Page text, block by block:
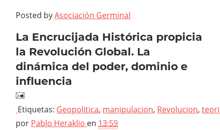
Posted byAsociación Germinal
La Encrucijada Histórica propicia
la Revolución Global. La
dinámica del poder, dominio e
influencia
Etiquetas: Geopolitica, manipulacion, Revolucion,
por Pablo Heraklio en 13:59